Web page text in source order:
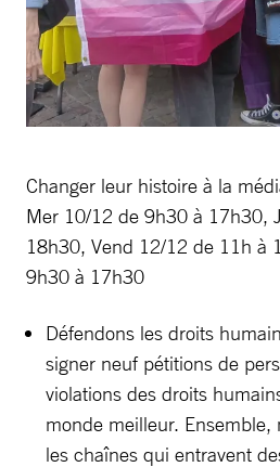
Changer leur histoire à la
Mer 10/12 de 9h30 à 17h30,
18h30, Vend 12/12 de 11h à
9h30 à 17h30
Défendons les droits
signer neuf pétitions de
violations des droits
monde meilleur. Ensemble,
les chaînes qui entravent